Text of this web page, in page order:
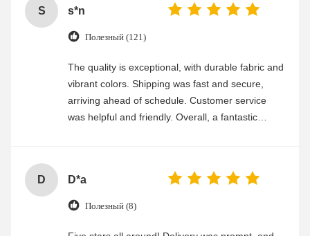
S s*n
Полезный (121)
The quality is exceptional, with durable fabric and
vibrant colors. Shipping was fast and secure,
arriving ahead of schedule. Customer service
was helpful and friendly. Overall, a fantastic
D D*a
Полезный (8)